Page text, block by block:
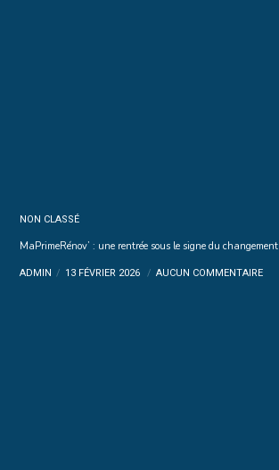
NON CLASSÉ
MaPrimeRénov’ : une rentrée sous le signe du changement
ADMIN 13 FÉVRIER 2026 AUCUN COMMENTAIRE